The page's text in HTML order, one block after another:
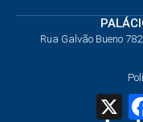
Rua Galvão Bueno
X